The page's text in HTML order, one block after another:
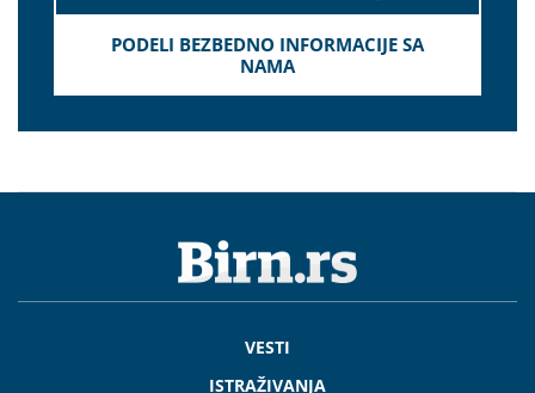
PODELI BEZBEDNO INFORMACIJE SA
NAMA
VESTI
ISTRAŽIVANJA